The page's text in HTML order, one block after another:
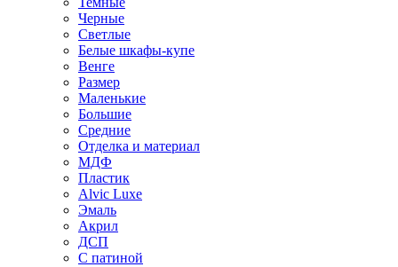
Черные
Светлые
Белые шкафы-купе
Венге
Размер
Маленькие
Большие
Средние
Отделка и материал
МДФ
Пластик
Alvic Luxe
Эмаль
Акрил
ДСП
С патиной